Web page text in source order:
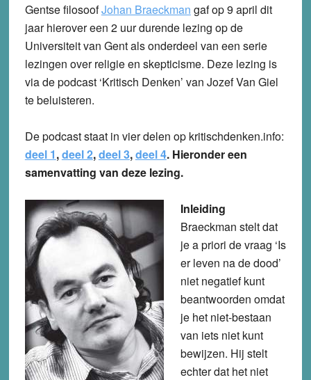
Gentse filosoofJohan Braeckman gaf op 9 april dit
jaar hierover een 2 uur durende lezing op de
Universiteit van Gent als onderdeel van een serie
lezingen over religie en skepticisme. Deze lezing is
via de podcast ‘Kritisch Denken’ van Jozef Van Giel
te beluisteren.
De podcast staat in vier delen op kritischdenken.info:
deel 1,deel 2,deel 3,deel 4. Hieronder een
samenvatting van deze lezing.
Inleiding
Braeckman stelt dat
je a priori de vraag ‘Is
er leven na de dood’
niet negatief kunt
beantwoorden omdat
je het niet-bestaan
van iets niet kunt
bewijzen. Hij stelt
echter dat het niet